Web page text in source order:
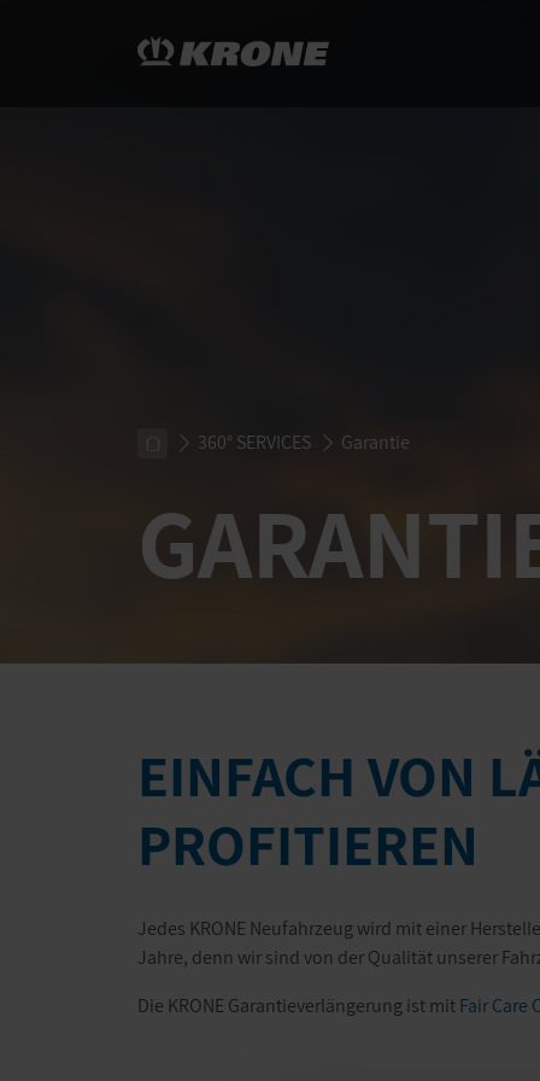
360° SERVICES Garantie
EINFACH VON
PROFITIEREN
Jedes KRONE Neufahrzeug wird mit einer
Jahre, denn wir sind von der Qualität unserer
Die KRONE Garantieverlängerung ist mitFair Care